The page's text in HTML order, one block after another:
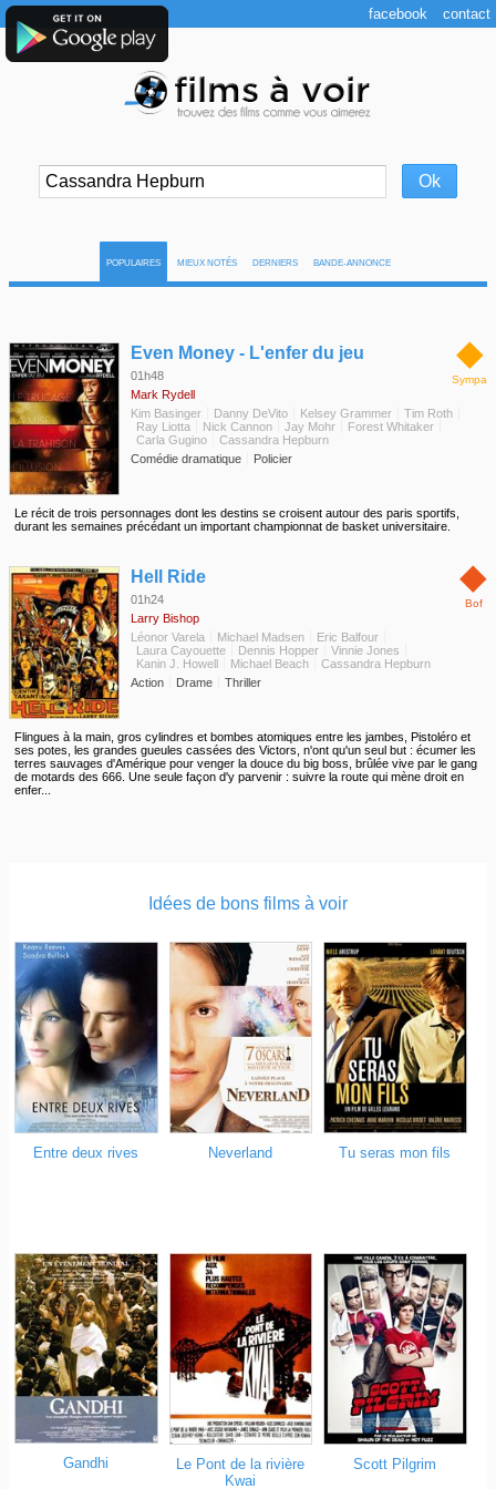
POPULAIRES MIEUX NOTÉS DERNIERS BANDE-ANNONCE
◆
Sympa
Even Money - L'enfer du jeu
01h48
Mark Rydell
Kim Basinger
Danny DeVito Kelsey Grammer
Tim Roth
Ray Liotta
Nick Cannon Jay Mohr
Forest Whitaker
Carla Gugino
Cassandra Hepburn
Comédie dramatique
Policier
Le récit de trois personnages dont les destins se croisent autour des paris sportifs,
durant les semaines précédant un important championnat de basket universitaire.
◆
Bof
Hell Ride
01h24
Larry Bishop
Léonor Varela
Michael Madsen
Eric Balfour
Laura Cayouette
Dennis Hopper
Vinnie Jones
Kanin J. Howell
Michael Beach
Cassandra Hepburn
Action
Drame Thriller
Flingues à la main, gros cylindres et bombes atomiques entre les jambes, Pistoléro et
ses potes, les grandes gueules cassées des Victors, n'ont qu'un seul but : écumer les
terres sauvages d'Amérique pour venger la douce du big boss, brûlée vive par le gang
de motards des 666. Une seule façon d'y parvenir : suivre la route qui mène droit en
enfer...
Idées de bons films à voir
Entre deux rives Neverland Tu seras mon fils
Gandhi
Le Pont de la rivière
Kwai
Scott Pilgrim
facebook contact